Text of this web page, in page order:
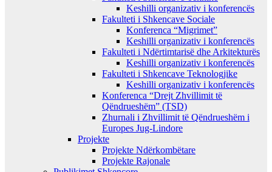
Keshilli organizativ i konferencës
Fakulteti i Shkencave Sociale
Konferenca “Migrimet”
Keshilli organizativ i konferencës
Fakulteti i Ndërtimtarisë dhe Arkitekturës
Keshilli organizativ i konferencës
Fakulteti i Shkencave Teknologjike
Keshilli organizativ i konferencës
Konferenca “Drejt Zhvillimit të
Qëndrueshëm” (TSD)
Zhurnali i Zhvillimit të Qëndrueshëm i
Europes Jug-Lindore
Projekte
Projekte Ndërkombëtare
Projekte Rajonale